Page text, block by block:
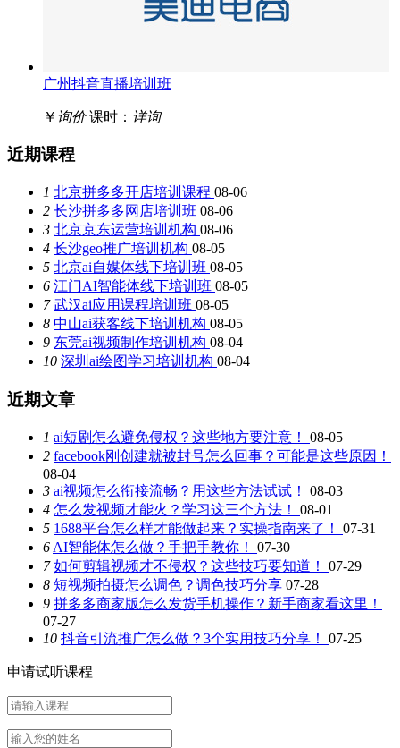
广州抖音直播培训班
￥ 询价 课时： 详询
近期课程
1 北京拼多多开店培训课程 08-06
2 长沙拼多多网店培训班 08-06
3 北京京东运营培训机构 08-06
4 长沙geo推广培训机构 08-05
5 北京ai自媒体线下培训班 08-05
6 江门AI智能体线下培训班 08-05
7 武汉ai应用课程培训班 08-05
8 中山ai获客线下培训机构 08-05
9 东莞ai视频制作培训机构 08-04
10 深圳ai绘图学习培训机构 08-04
近期文章
1 ai短剧怎么避免侵权？这些地方要注意！ 08-05
2 facebook刚创建就被封号怎么回事？可能是这些原因！
08-04
3 ai视频怎么衔接流畅？用这些方法试试！ 08-03
4 怎么发视频才能火？学习这三个方法！ 08-01
5 1688平台怎么样才能做起来？实操指南来了！ 07-31
6 AI智能体怎么做？手把手教你！ 07-30
7 如何剪辑视频才不侵权？这些技巧要知道！ 07-29
8 短视频拍摄怎么调色？调色技巧分享 07-28
9 拼多多商家版怎么发货手机操作？新手商家看这里！
07-27
10 抖音引流推广怎么做？3个实用技巧分享！ 07-25
申请试听课程